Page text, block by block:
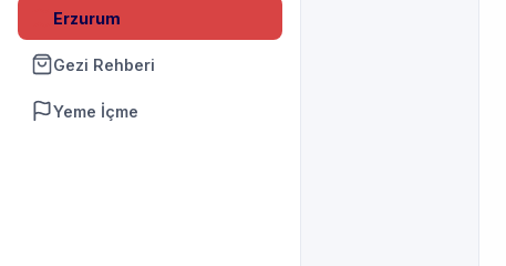
Erzurum
Gezi Rehberi
Yeme İçme